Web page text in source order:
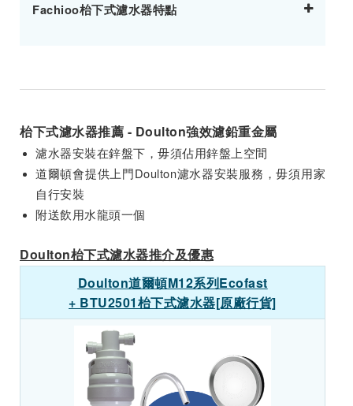
Fachioo枱下式濾水器特點
枱下式濾水器推薦 - Doulton強效濾鉛重金屬
濾水器安裝在鋅盤下，毋須佔用鋅盤上空間
道爾頓會提供上門Doulton濾水器安裝服務，毋須用家
自行安裝
附送飲用水龍頭一個
Doulton枱下式濾水器推介及優惠
Doulton道爾頓M12系列Ecofast
+ BTU2501枱下式濾水器[原廠行貨]